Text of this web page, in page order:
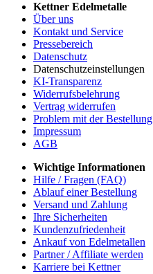
Kettner Edelmetalle
Über uns
Kontakt und Service
Pressebereich
Datenschutz
Datenschutzeinstellungen
KI-Transparenz
Widerrufsbelehrung
Vertrag widerrufen
Problem mit der Bestellung
Impressum
AGB
Wichtige Informationen
Hilfe / Fragen (FAQ)
Ablauf einer Bestellung
Versand und Zahlung
Ihre Sicherheiten
Kundenzufriedenheit
Ankauf von Edelmetallen
Partner / Affiliate werden
Karriere bei Kettner